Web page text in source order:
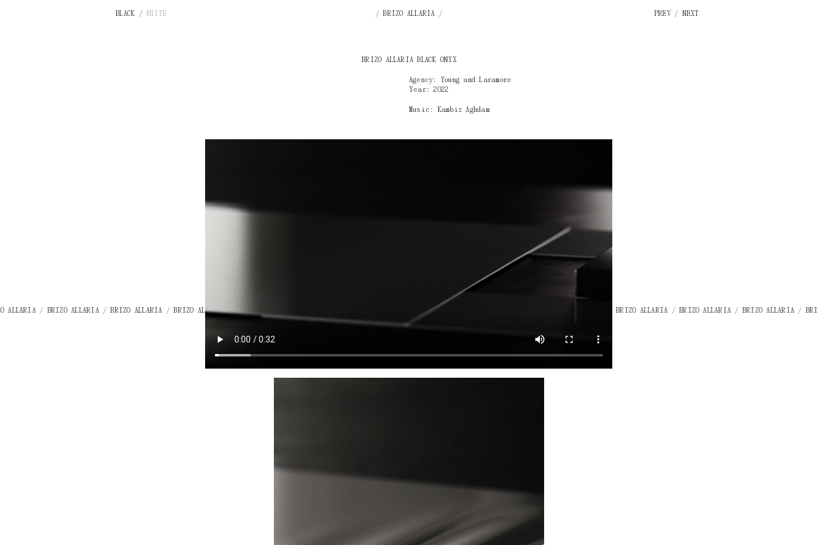
BLACK / WHITE BRIZO ALLARIA PREV / NEXT
BRIZO ALLARIA BLACK ONYX
Agency: Young and Laramore
Year: 2022
Music: Kambiz Aghdam
ALLARIA / BRIZO ALLARIA / BRIZO ALLARIA / BRIZO ALLARIA / BRIZO ALLARIA / BRIZO ALLARIA / BRIZO ALLARIA / BRIZO ALLARIA / BRIZO ALLARIA / BRIZO ALLARIA / BRIZO ALLARIA / BRIZO ALLARIA / BRIZO